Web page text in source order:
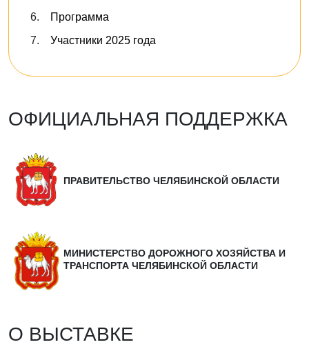
Программа
Участники 2025 года
ОФИЦИАЛЬНАЯ ПОДДЕРЖКА
ПРАВИТЕЛЬСТВО ЧЕЛЯБИНСКОЙ ОБЛАСТИ
МИНИСТЕРСТВО ДОРОЖНОГО ХОЗЯЙСТВА И
ТРАНСПОРТА ЧЕЛЯБИНСКОЙ ОБЛАСТИ
О ВЫСТАВКЕ